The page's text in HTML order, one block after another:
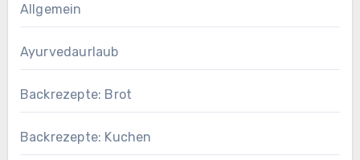
Allgemein
Ayurvedaurlaub
Backrezepte: Brot
Backrezepte: Kuchen